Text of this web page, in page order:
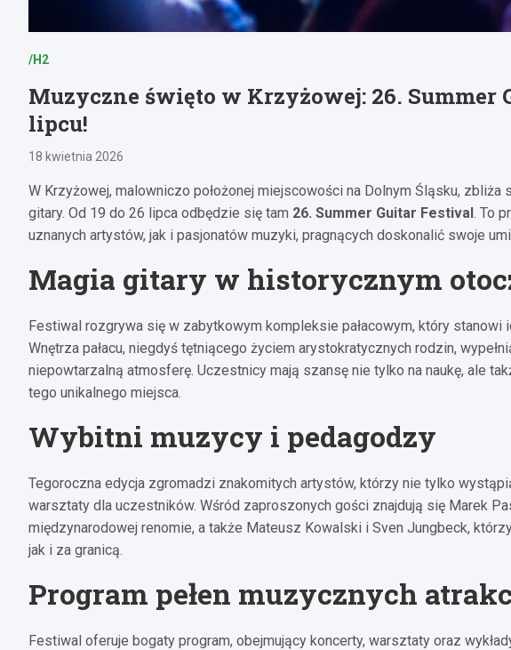
/H2
Muzyczne święto w Krzyżowej: 26. Summer
lipcu!
18 kwietnia 2026
W Krzyżowej, malowniczo położonej miejscowości na Dolnym Śląsku,
gitary. Od 19 do 26 lipca odbędzie się tam 26. Summer Guitar Festival. To
uznanych artystów, jak i pasjonatów muzyki, pragnących doskonalić swoje
Magia gitary w historycznym
Festiwal rozgrywa się w zabytkowym kompleksie pałacowym, który stanowi
Wnętrza pałacu, niegdyś tętniącego życiem arystokratycznych rodzin,
niepowtarzalną atmosferę. Uczestnicy mają szansę nie tylko na naukę, ale
tego unikalnego miejsca.
Wybitni muzycy i pedagodzy
Tegoroczna edycja zgromadzi znakomitych artystów, którzy nie tylko
warsztaty dla uczestników. Wśród zaproszonych gości znajdują się Marek
międzynarodowej renomie, a także Mateusz Kowalski i Sven Jungbeck,
jak i za granicą.
Program pełen muzycznych
Festiwal oferuje bogaty program, obejmujący koncerty, warsztaty oraz